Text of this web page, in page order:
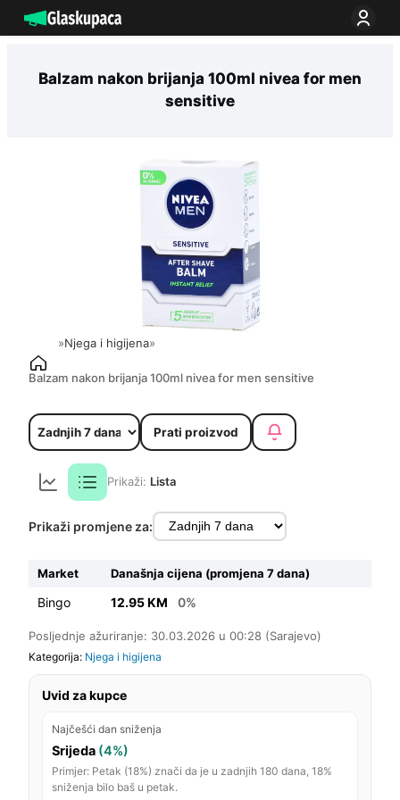
na
Balzam nakon brijanja 100ml nivea for men
sensitive
»Njega i higijena»
Balzam nakon brijanja 100ml nivea for men sensitive
Prati proizvod
Prikaži: Lista
Prikaži promjene za:
Market Današnja cijena (promjena 7 dana)
Bingo 12.95 KM 0%
Posljednje ažuriranje: 30.03.2026 u 00:28 (Sarajevo)
Kategorija: Njega i higijena
Uvid za kupce
Najčešći dan sniženja
Srijeda (4%)
Primjer: Petak (18%) znači da je u zadnjih 180 dana, 18%
sniženja bilo baš u petak.